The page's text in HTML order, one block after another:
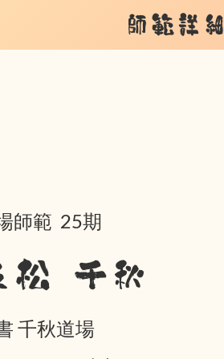
師範詳細
師範 25期
松 千秋
千秋道場